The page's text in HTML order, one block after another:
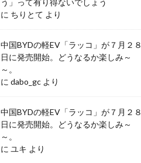
う」って有り得ないでしょう
に ちりとて より
中国BYDの軽EV「ラッコ」が７月２８
日に発売開始。どうなるか楽しみ～
～。
に dabo_gc より
中国BYDの軽EV「ラッコ」が７月２８
日に発売開始。どうなるか楽しみ～
～。
に ユキ より